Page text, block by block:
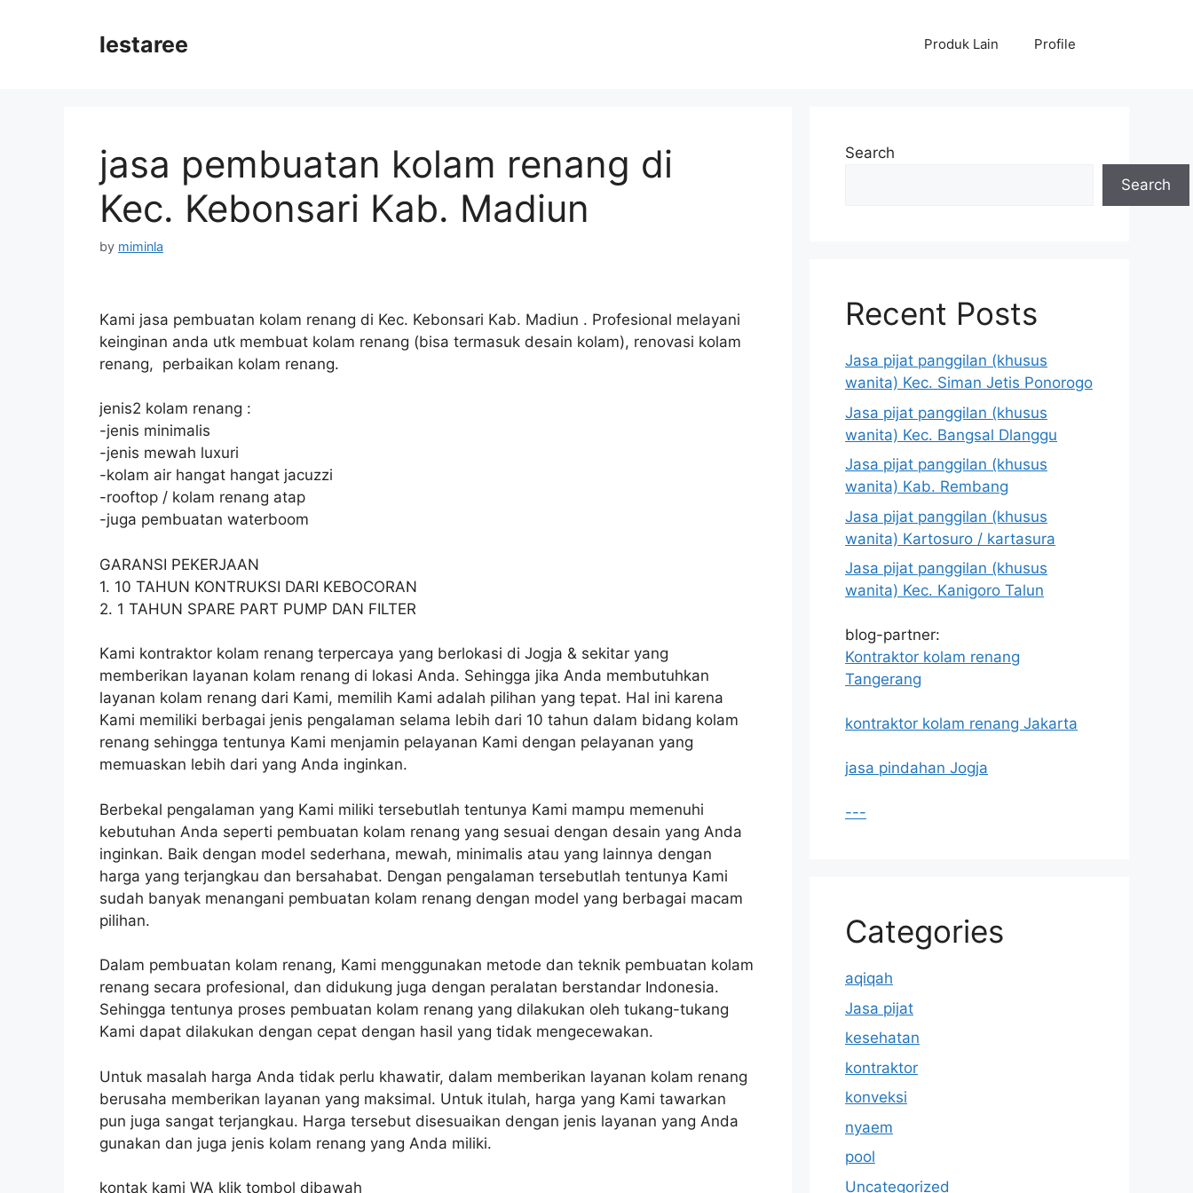
lestaree Produk Lain Profile
jasa pembuatan kolam renang di
Kec. Kebonsari Kab. Madiun
by miminla
Kami jasa pembuatan kolam renang di Kec. Kebonsari Kab. Madiun . Profesional melayani
keinginan anda utk membuat kolam renang (bisa termasuk desain kolam), renovasi kolam
renang, perbaikan kolam renang.
jenis2 kolam renang :
-jenis minimalis
-jenis mewah luxuri
-kolam air hangat hangat jacuzzi
-rooftop / kolam renang atap
-juga pembuatan waterboom
GARANSI PEKERJAAN
1. 10 TAHUN KONTRUKSI DARI KEBOCORAN
2. 1 TAHUN SPARE PART PUMP DAN FILTER
Kami kontraktor kolam renang terpercaya yang berlokasi di Jogja & sekitar yang
memberikan layanan kolam renang di lokasi Anda. Sehingga jika Anda membutuhkan
layanan kolam renang dari Kami, memilih Kami adalah pilihan yang tepat. Hal ini karena
Kami memiliki berbagai jenis pengalaman selama lebih dari 10 tahun dalam bidang kolam
renang sehingga tentunya Kami menjamin pelayanan Kami dengan pelayanan yang
memuaskan lebih dari yang Anda inginkan.
Berbekal pengalaman yang Kami miliki tersebutlah tentunya Kami mampu memenuhi
kebutuhan Anda seperti pembuatan kolam renang yang sesuai dengan desain yang Anda
inginkan. Baik dengan model sederhana, mewah, minimalis atau yang lainnya dengan
harga yang terjangkau dan bersahabat. Dengan pengalaman tersebutlah tentunya Kami
sudah banyak menangani pembuatan kolam renang dengan model yang berbagai macam
pilihan.
Dalam pembuatan kolam renang, Kami menggunakan metode dan teknik pembuatan kolam
renang secara profesional, dan didukung juga dengan peralatan berstandar Indonesia.
Sehingga tentunya proses pembuatan kolam renang yang dilakukan oleh tukang-tukang
Kami dapat dilakukan dengan cepat dengan hasil yang tidak mengecewakan.
Untuk masalah harga Anda tidak perlu khawatir, dalam memberikan layanan kolam renang
berusaha memberikan layanan yang maksimal. Untuk itulah, harga yang Kami tawarkan
pun juga sangat terjangkau. Harga tersebut disesuaikan dengan jenis layanan yang Anda
gunakan dan juga jenis kolam renang yang Anda miliki.
kontak kami WA klik tombol dibawah
Search
Search
Recent Posts
Jasa pijat panggilan (khusus
wanita) Kec. Siman Jetis Ponorogo
Jasa pijat panggilan (khusus
wanita) Kec. Bangsal Dlanggu
Jasa pijat panggilan (khusus
wanita) Kab. Rembang
Jasa pijat panggilan (khusus
wanita) Kartosuro / kartasura
Jasa pijat panggilan (khusus
wanita) Kec. Kanigoro Talun
blog-partner:
Kontraktor kolam renang
Tangerang
kontraktor kolam renang Jakarta
jasa pindahan Jogja
---
Categories
aqiqah
Jasa pijat
kesehatan
kontraktor
konveksi
nyaem
pool
Uncategorized